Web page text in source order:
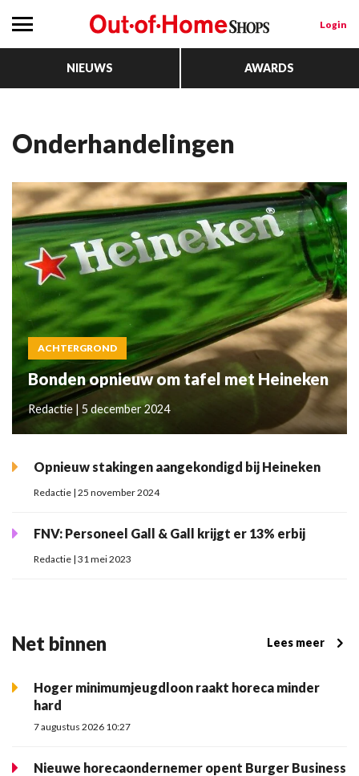
Login
NIEUWS AWARDS
onderhandelingen
ACHTERGROND
Bonden opnieuw om tafel met Heineken
Redactie | 5 december 2024
Opnieuw stakingen aangekondigd bij Heineken
Redactie | 25 november 2024
FNV: Personeel Gall & Gall krijgt er 13% erbij
Redactie | 31 mei 2023
Net binnen Lees meer
Hoger minimumjeugdloon raakt horeca minder
hard
7 augustus 2026 10:27
Nieuwe horecaondernemer opent Burger Business